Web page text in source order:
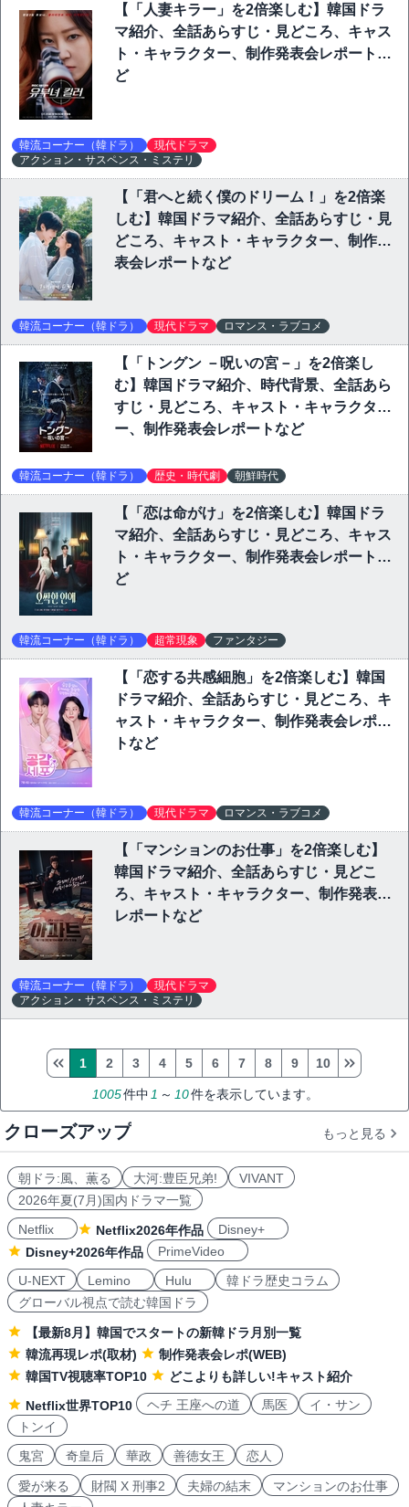
【「人妻キラー」を2倍楽しむ】韓国ドラ
マ紹介、全話あらすじ・見どころ、キャス
ト・キャラクター、制作発表会レポートな
ど
韓流コーナー（韓ドラ）
現代ドラマ
アクション・サスペンス・ミステリ
【「君へと続く僕のドリーム！」を2倍楽
しむ】韓国ドラマ紹介、全話あらすじ・見
どころ、キャスト・キャラクター、制作発
表会レポートなど
韓流コーナー（韓ドラ） 現代ドラマ ロマンス・ラブコメ
【「トングン －呪いの宮－」を2倍楽し
む】韓国ドラマ紹介、時代背景、全話あら
すじ・見どころ、キャスト・キャラクタ
ー、制作発表会レポートなど
韓流コーナー（韓ドラ） 歴史・時代劇 朝鮮時代
【「恋は命がけ」を2倍楽しむ】韓国ドラ
マ紹介、全話あらすじ・見どころ、キャス
ト・キャラクター、制作発表会レポートな
ど
韓流コーナー（韓ドラ） 超常現象 ファンタジー
【「恋する共感細胞」を2倍楽しむ】韓国
ドラマ紹介、全話あらすじ・見どころ、キ
ャスト・キャラクター、制作発表会レポー
トなど
韓流コーナー（韓ドラ） 現代ドラマ ロマンス・ラブコメ
【「マンションのお仕事」を2倍楽しむ】
韓国ドラマ紹介、全話あらすじ・見どこ
ろ、キャスト・キャラクター、制作発表会
レポートなど
韓流コーナー（韓ドラ）
現代ドラマ
アクション・サスペンス・ミステリ
1005件中 1 ～ 10件を表示しています。
1 2 3 4 5 6 7 8 9 10
クローズアップ もっと見る
朝ドラ:風、薫る 大河:豊臣兄弟!
VIVANT
2026年夏(7月)国内ドラマ一覧
Netflix
Netflix2026年作品
Disney+
Disney+2026年作品
PrimeVideo
U-NEXT
Lemino Hulu
韓ドラ歴史コラム
グローバル視点で読む韓国ドラ
【最新8月】韓国でスタートの新韓ドラ月別一覧
韓流再現レポ(取材)
制作発表会レポ(WEB)
韓国TV視聴率TOP10
どこよりも詳しい!キャスト紹介
Netflix世界TOP10
ヘチ 王座への道 馬医
イ・サン
トンイ
鬼宮
奇皇后 華政 善徳女王 恋人
愛が来る 財閥 X 刑事2 夫婦の結末
マンションのお仕事